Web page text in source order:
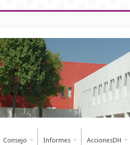
Consejo Informes AccionesDH